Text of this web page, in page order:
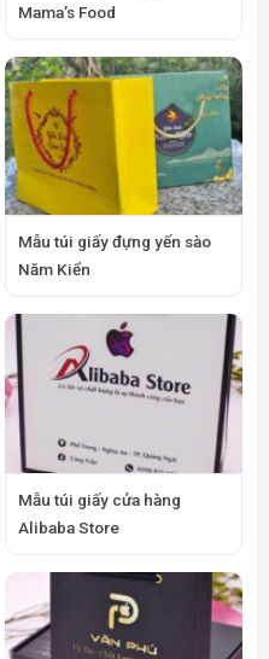
Mama’s Food
Mẫu túi giấy đựng yến sào
Năm Kiển
Mẫu túi giấy cửa hàng
Alibaba Store